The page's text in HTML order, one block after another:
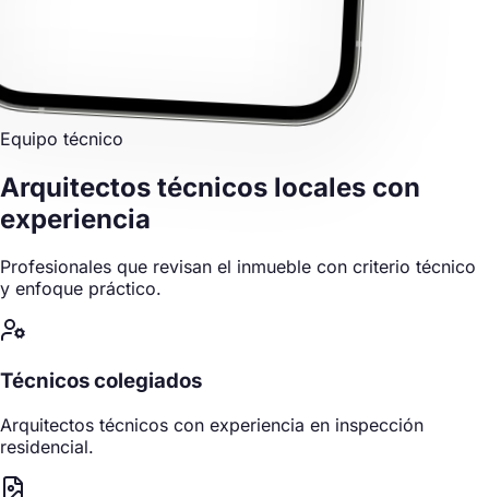
Equipo técnico
Arquitectos técnicos locales con
experiencia
Profesionales que revisan el inmueble con criterio técnico
y enfoque práctico.
Técnicos colegiados
Arquitectos técnicos con experiencia en inspección
residencial.